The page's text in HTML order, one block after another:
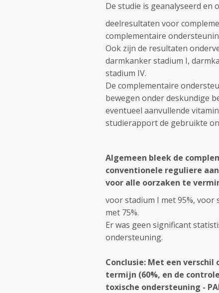
De studie is geanalyseerd en
deelresultaten voor
complementaire
Ook zijn de resultaten
darmkanker stadium I,
stadium IV.
De complementaire
bewegen onder deskundige
eventueel aanvullende
studierapport de gebruikte
Algemeen bleek de
conventionele reguliere
voor alle oorzaken te
voor stadium I met 95%, voor
met 75%.
Er was geen significant
ondersteuning.
Conclusie: Met een verschil
termijn (60%, en de
toxische ondersteuning -